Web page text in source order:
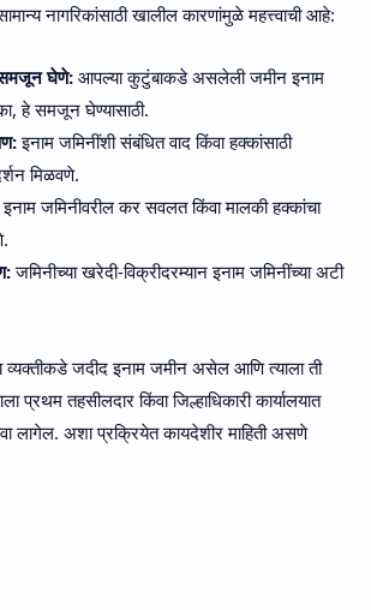
नागरिकांसाठी खालील कारणांमुळे महत्त्वाची आहे:
घेणे: आपल्या कुटुंबाकडे असलेली जमीन इनाम
हे समजून घेण्यासाठी.
इनाम जमिनींशी संबंधित वाद किंवा हक्कांसाठी
मिळवणे.
इनाम जमिनीवरील कर सवलत किंवा मालकी हक्कांचा
जमिनीच्या खरेदी-विक्रीदरम्यान इनाम जमिनींच्या अटी
व्यक्तीकडे जदीद इनाम जमीन असेल आणि त्याला ती
प्रथम तहसीलदार किंवा जिल्हाधिकारी कार्यालयात
लागेल. अशा प्रक्रियेत कायदेशीर माहिती असणे